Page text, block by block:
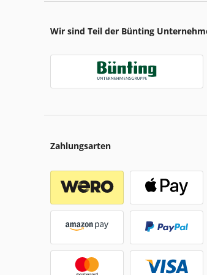
Wir sind Teil der Bünting
Zahlungsarten